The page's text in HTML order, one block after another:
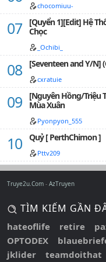
chocomiuu-
[Quyển 1][Edit] Hệ
Chọc
_Ochibi_
[Seventeen and Y/N]
cxratuie
[Nguyên Hồng/Triệu
Mùa Xuân
Pyonpyon_555
Quỷ [ PerthChimon ]
Pttv209
Truye2u.Com AzTruyen
TÌM KIẾM GẦN
hateoflife retire
OPTODEX
jklider
teamdoithat